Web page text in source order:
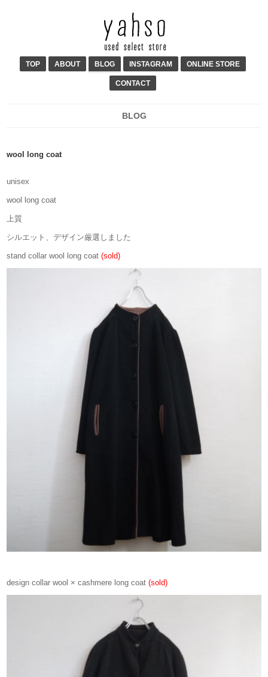
TOP ABOUT BLOG INSTAGRAM ONLINE STORE
CONTACT
BLOG
wool long coat
unisex
wool long coat
上質
シルエット、デザイン厳選しました
stand collar wool long coat(sold)
design collar wool × cashmere long coat(sold)